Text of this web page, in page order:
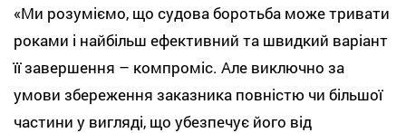
«Ми розуміємо, що судова боротьба може тривати
роками і найбільш ефективний та швидкий варіант
її завершення – компроміс. Але виключно за
умови збереження заказника повністю чи більшої
частини у вигляді, що убезпечує його від